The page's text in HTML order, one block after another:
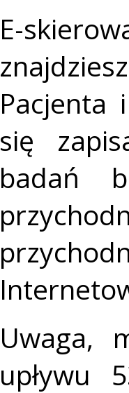
E-
Pacjenta
się
badań
Uwaga,
upływu